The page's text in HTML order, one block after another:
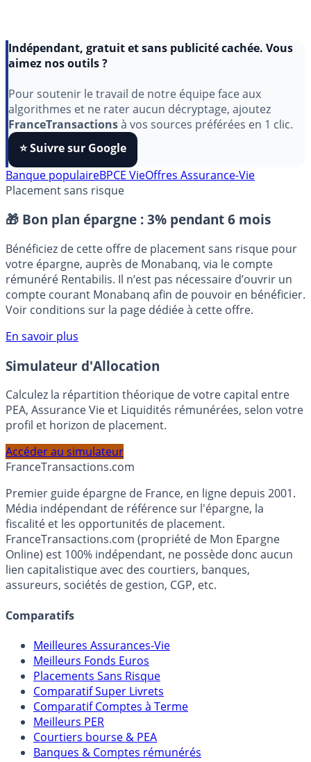
aimez nos outils ?
Pour soutenir le travail de notre équipe face aux
algorithmes et ne rater aucun décryptage, ajoutez
FranceTransactionsà vos sources préférées en 1 clic.
⭐️ Suivre sur Google
BPCE Vie
Placement sans risque
🎁 Bon plan épargne : 3% pendant 6 mois
Bénéficiez de cette offre de placement sans risque pour
votre épargne, auprès de Monabanq, via le compte
rémunéré Rentabilis. Il n’est pas nécessaire d’ouvrir un
Voir conditions sur la page dédiée à cette offre.
En savoir plus
Simulateur d'Allocation
Calculez la répartition théorique de votre capital entre
profil et horizon de placement.
FranceTransactions.com
Premier guide épargne de France, en ligne depuis 2001.
Média indépendant de référence sur l'épargne, la
fiscalité et les opportunités de placement.
FranceTransactions.com (propriété de Mon Epargne
Online) est 100% indépendant, ne possède donc aucun
assureurs, sociétés de gestion, CGP, etc.
Comparatifs
Meilleures Assurances-Vie
Meilleurs Fonds Euros
Placements Sans Risque
Comparatif Super Livrets
Comparatif Comptes à Terme
Meilleurs PER